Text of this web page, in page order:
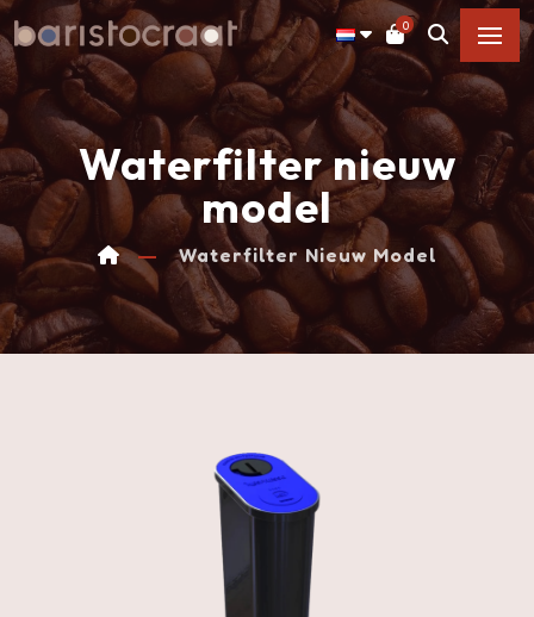
0
Waterfilter nieuw
model
Waterfilter Nieuw Model